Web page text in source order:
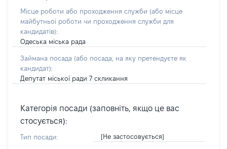
Місце роботи або проходження служби (або місце
майбутньої роботи чи проходження служби для
кандидатів):
Одеська міська рада
Займана посада (або посада, на яку претендуєте як
кандидат):
Депутат міської ради 7 скликання
Категорія посади (заповніть, якщо це вас
стосується):
Тип посади: [Не застосовується]